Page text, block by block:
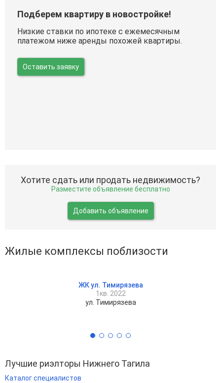
Подберем квартиру в новостройке!
Низкие ставки по ипотеке с ежемесячным
платежом ниже аренды похожей квартиры.
Оставить заявку
Хотите сдать или продать недвижимость?
Разместите объявление бесплатно
Добавить объявление
Жилые комплексы поблизости
ЖК ул. Тимирязева
1кв. 2022
ул. Тимирязева
Лучшие риэлторы Нижнего Тагила
Каталог специалистов